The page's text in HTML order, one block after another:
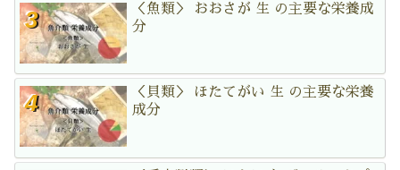
＜魚類＞ おおさが 生 の主要な栄養成
分
＜貝類＞ ほたてがい 生 の主要な栄養
成分